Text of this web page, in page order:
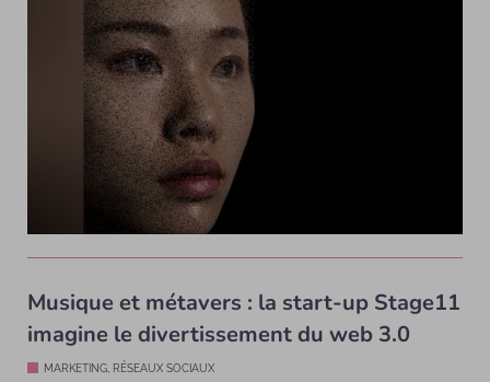
Musique et métavers : la start-up Stage11
imagine le divertissement du web 3.0
MARKETING, RÉSEAUX SOCIAUX